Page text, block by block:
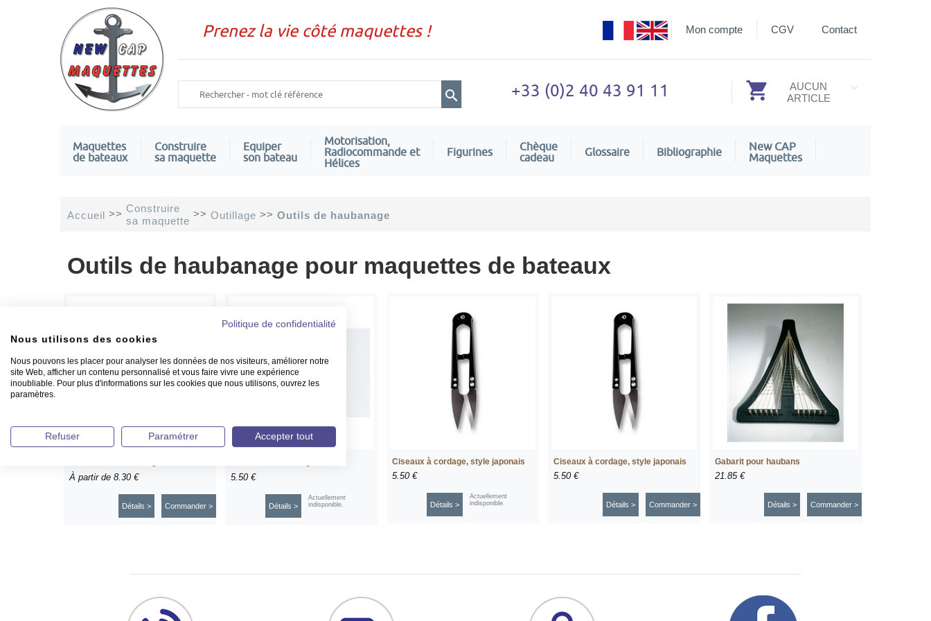
Prenez la vie côté maquettes ! CGV Contact
Mon compte
+33 (0)2 40 43 91 11
AUCUN
ARTICLE
Maquettes
de bateaux
Construire
sa maquette
Equiper
son bateau
Motorisation,
Radiocommande et
Hélices
Figurines
Chèque
cadeau
Glossaire Bibliographie
New CAP
Maquettes
Accueil >> Construire
sa maquette
>> Outillage >> Outils de haubanage
Outils de haubanage pour maquettes de bateaux
À partir de 8.30 €
Commander >
Détails >
5.50 €
Actuellement
indisponible.
Détails >
Ciseaux à cordage, style japonais
5.50 €
Actuellement
indisponible.
Détails >
Ciseaux à cordage, style japonais
5.50 €
Commander >
Détails >
Gabarit pour haubans
21.85 €
Commander >
Détails >
Politique de confidentialité
Nous utilisons des cookies
Nous pouvons les placer pour analyser les données de nos visiteurs, améliorer notre
site Web, afficher un contenu personnalisé et vous faire vivre une expérience
inoubliable. Pour plus d'informations sur les cookies que nous utilisons, ouvrez les
paramètres.
Refuser Paramétrer Accepter tout